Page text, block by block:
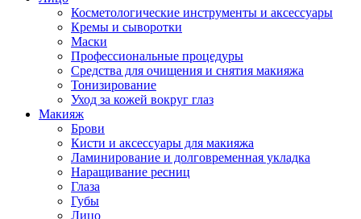
Косметологические инструменты и аксессуары
Кремы и сыворотки
Маски
Профессиональные процедуры
Средства для очищения и снятия макияжа
Тонизирование
Уход за кожей вокруг глаз
Макияж
Брови
Кисти и аксессуары для макияжа
Ламинирование и долговременная укладка
Наращивание ресниц
Глаза
Губы
Лицо